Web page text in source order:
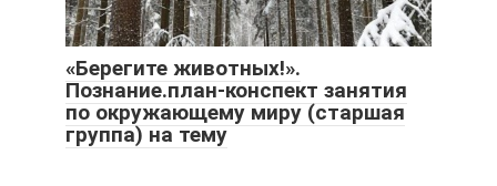
«Берегите животных!».
Познание.план-конспект занятия
по окружающему миру (старшая
группа) на тему